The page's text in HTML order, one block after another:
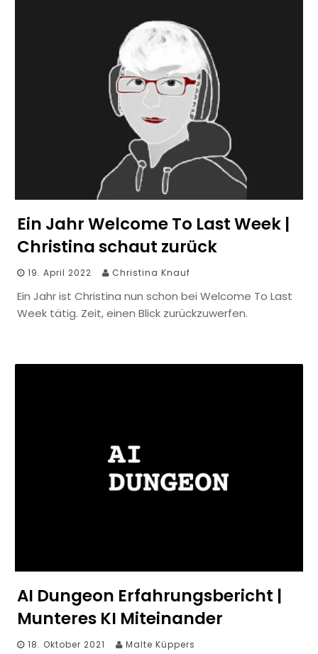
Ein Jahr Welcome To Last Week |
Christina schaut zurück
19. April 2022 Christina Knauf
Ein Jahr ist Christina nun schon bei Welcome To Last
Week tätig. Zeit, einen Blick zurückzuwerfen.
AI Dungeon Erfahrungsbericht |
Munteres KI Miteinander
18. Oktober 2021 Malte Küppers